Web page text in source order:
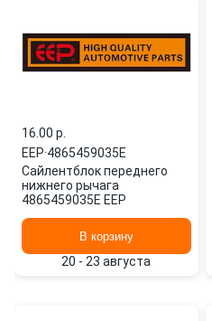
16.00 p.
EEP·4865459035E
Сайлентблок переднего
нижнего рычага
4865459035E EEP
В корзину
20 - 23 августа